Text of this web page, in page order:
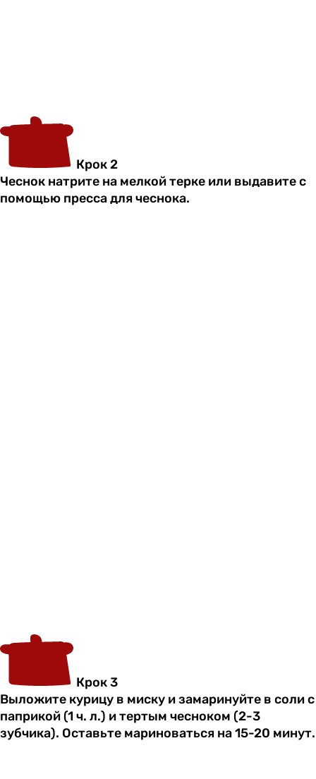
Крок 2
Чеснок натрите на мелкой терке или выдавите с
помощью пресса для чеснока.
Крок 3
Выложите курицу в миску и замаринуйте в соли с
паприкой (1 ч. л.) и тертым чесноком (2-3
зубчика). Оставьте мариноваться на 15-20 минут.